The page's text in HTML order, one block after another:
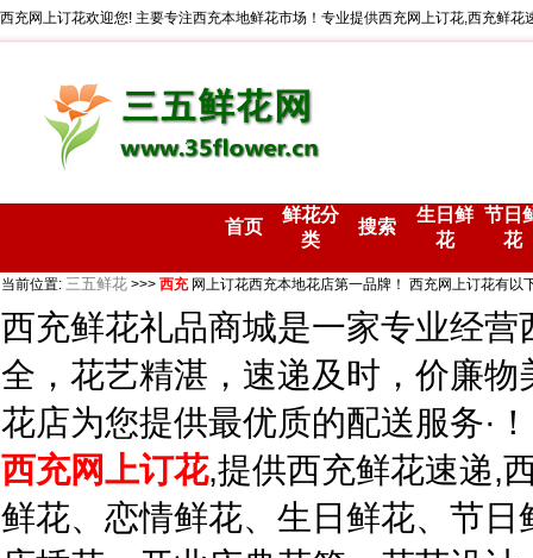
西充网上订花欢迎您! 主要专注西充本地鲜花市场！专业提供西充网上订花,西充鲜
首页
鲜花分
类
搜索
生日鲜
花
节日
花
当前位置: 三五鲜花 >>> 西充网上订花西充本地花店第一品牌！ 西充网上订花有以
西充鲜花礼品商城是一家专业经
全，花艺精湛，速递及时，价廉
花店为您提供最优质的配送服务·！
西充网上订花,提供西充鲜花速递,
鲜花、恋情鲜花、生日鲜花、节